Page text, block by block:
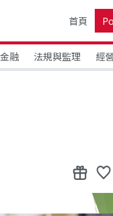
首頁
融 法規與監理 經